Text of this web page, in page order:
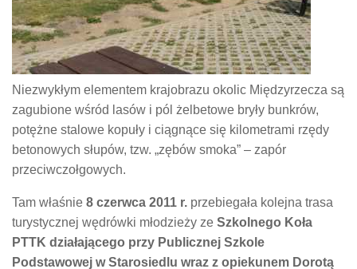
Niezwykłym elementem krajobrazu okolic Międzyrzecza są
zagubione wśród lasów i pól żelbetowe bryły bunkrów,
potężne stalowe kopuły i ciągnące się kilometrami rzędy
betonowych słupów, tzw. „zębów smoka” – zapór
przeciwczołgowych.
Tam właśnie 8 czerwca 2011 r. przebiegała kolejna trasa
turystycznej wędrówki młodzieży ze Szkolnego Koła
PTTK działającego przy Publicznej Szkole
Podstawowej w Starosiedlu wraz z opiekunem Dorotą